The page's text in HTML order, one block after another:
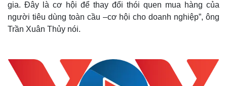
gia. Đây là cơ hội để thay đổi thói quen mua hàng của
người tiêu dùng toàn cầu –cơ hội cho doanh nghiệp”, ông
Trần Xuân Thủy nói.